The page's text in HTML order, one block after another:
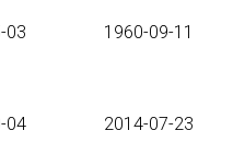
03 1960-09-11
04 2014-07-23